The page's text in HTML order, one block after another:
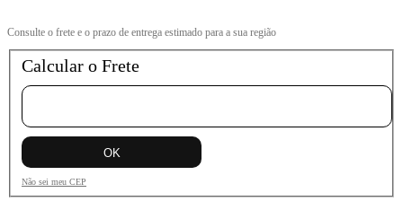
Calcular o Frete
Não sei meu CEP